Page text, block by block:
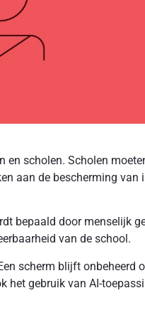
en scholen. Scholen
aan de bescherming van
bepaald door menselijk
van de school.
scherm blijft onbeheerd
het gebruik van AI-